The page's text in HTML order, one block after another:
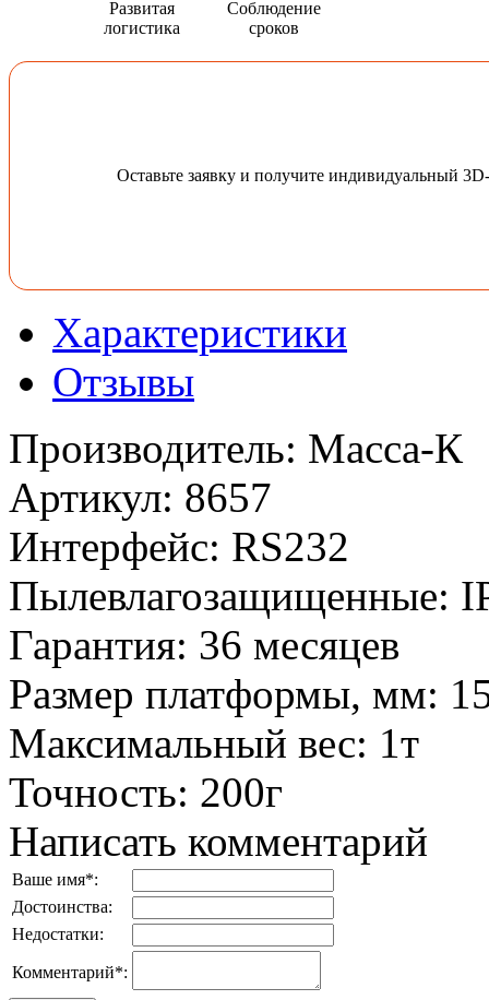
Развитая
логистика
Соблюдение
сроков
Оставьте заявку и получите индивидуальный
Характеристики
Отзывы
Производитель: Масса-К
Артикул: 8657
Интерфейс: RS232
Пылевлагозащищенные:
Гарантия: 36 месяцев
Размер платформы, мм:
Максимальный вес: 1т
Точность: 200г
Написать комментарий
Ваше имя*:
Достоинства:
Недостатки:
Комментарий*: